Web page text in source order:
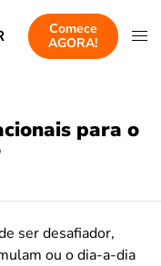
Comece
AGORA!
para o
ser desafiador,
ou o dia-a-dia